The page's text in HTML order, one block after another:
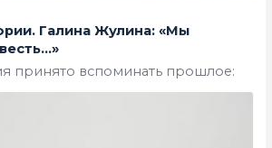
Галина Жулина: «Мы
принято вспоминать прошлое: